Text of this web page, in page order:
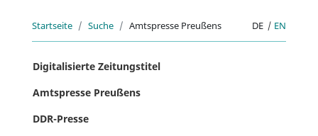
Startseite Suche Amtspresse Preußens DE | EN
Digitalisierte Zeitungstitel
Amtspresse Preußens
DDR-Presse